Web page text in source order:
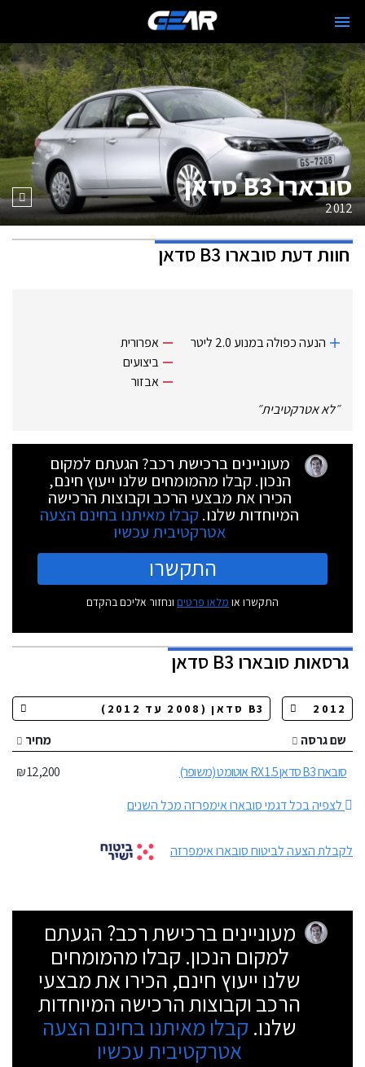
סובארו B3 סדאן
2012
חוות דעתסובארו B3 סדאן
הנעה כפולה במנוע 2.0 ליטר
אפרורית
ביצועים
אבזור
״לא אטרקטיבית״
מעוניינים ברכישת רכב? הגעתם למקום
הנכון. קבלו מהמומחים שלנו ייעוץ חינם,
הכירו את מבצעי הרכב וקבוצות הרכישה
המיוחדות שלנו. קבלו מאיתנו בחינם הצעה
אטרקטיבית עכשיו
התקשרו
התקשרו או מלאו פרטים ונחזור אליכם בהקדם
גרסאותסובארו B3 סדאן
שם גרסה
מחיר
סובארו B3 סדאן 1.5 RX אוטומט (משופר)
12,200 ₪
לצפיה בכל דגמי סובארו אימפרזה מכל השנים
לקבלת הצעה לביטוח סובארו אימפרזה
מעוניינים ברכישת רכב? הגעתם
למקום הנכון. קבלו מהמומחים
שלנו ייעוץ חינם, הכירו את מבצעי
הרכב וקבוצות הרכישה המיוחדות
שלנו. קבלו מאיתנו בחינם הצעה
אטרקטיבית עכשיו